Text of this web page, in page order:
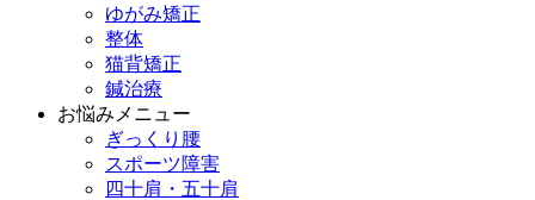
ゆがみ矯正
整体
猫背矯正
鍼治療
お悩みメニュー
ぎっくり腰
スポーツ障害
四十肩・五十肩